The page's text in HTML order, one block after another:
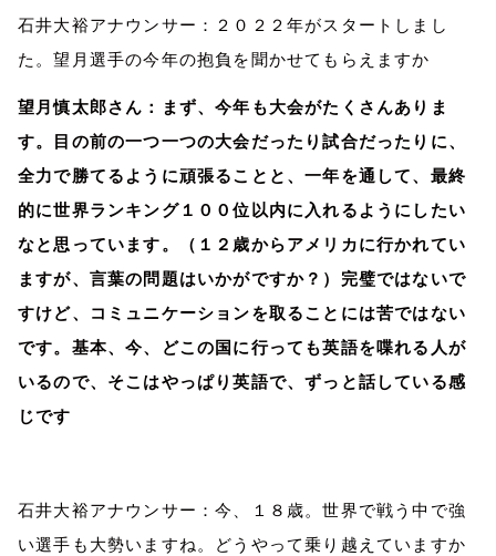
石井大裕アナウンサー：２０２２年がスタートしまし
た。望月選手の今年の抱負を聞かせてもらえますか
望月慎太郎さん：まず、今年も大会がたくさんありま
す。目の前の一つ一つの大会だったり試合だったりに、
全力で勝てるように頑張ることと、一年を通して、最終
的に世界ランキング１００位以内に入れるようにしたい
なと思っています。（１２歳からアメリカに行かれてい
ますが、言葉の問題はいかがですか？）完璧ではないで
すけど、コミュニケーションを取ることには苦ではない
です。基本、今、どこの国に行っても英語を喋れる人が
いるので、そこはやっぱり英語で、ずっと話している感
じです
石井大裕アナウンサー：今、１８歳。世界で戦う中で強
い選手も大勢いますね。どうやって乗り越えていますか